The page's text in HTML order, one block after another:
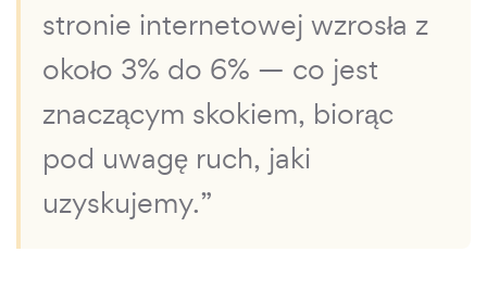
stronie internetowej wzrosła z
około 3% do 6% — co jest
znaczącym skokiem, biorąc
pod uwagę ruch, jaki
uzyskujemy.”